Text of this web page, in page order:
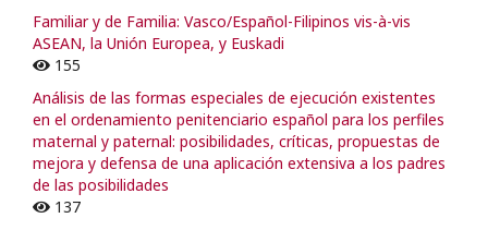
Familiar y de Familia: Vasco/Español-Filipinos vis-à-vis
ASEAN, la Unión Europea, y Euskadi
155
Análisis de las formas especiales de ejecución existentes
en el ordenamiento penitenciario español para los perfiles
maternal y paternal: posibilidades, críticas, propuestas de
mejora y defensa de una aplicación extensiva a los padres
de las posibilidades
137